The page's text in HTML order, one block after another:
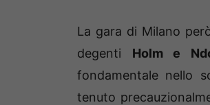
La gara di Milano
degenti Holm e
fondamentale nello
tenuto